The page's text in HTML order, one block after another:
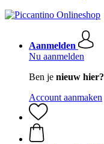
Aanmelden
Nu aanmelden
Ben je nieuw hier?
Account aanmaken